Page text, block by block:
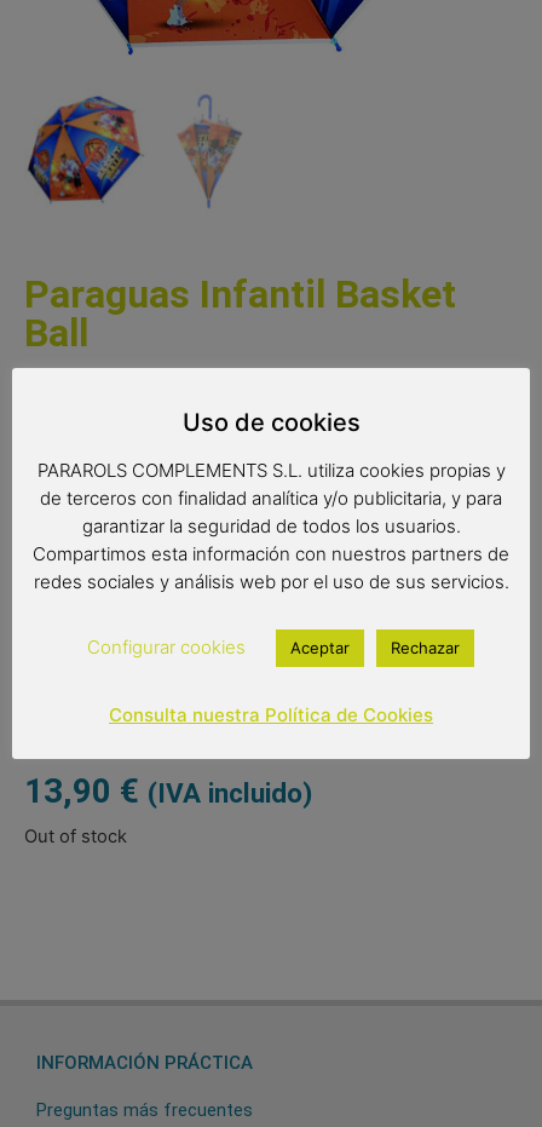
Paraguas Infantil Basket
Ball
diseño perfecto para los pequeños aficionadas al basket.
que los niños lo puedan llevar sin problemas. Este
paraguas cumple con la normativa de seguridad de la
Comunidad Europea.
Complemento infantil
Color del producto: multicolor
Paraguas de 8 varillas de 48 cm
Tipo de apertura: automático
13,90 € (IVA incluido)
Out of stock
INFORMACIÓN PRÁCTICA
Preguntas más frecuentes
Uso de cookies
PARAROLS COMPLEMENTS S.L. utiliza cookies propias y
de terceros con finalidad analítica y/o publicitaria, y para
garantizar la seguridad de todos los usuarios.
Compartimos esta información con nuestros partners de
redes sociales y análisis web por el uso de sus servicios.
Configurar cookies Aceptar Rechazar
Consulta nuestra Política de Cookies